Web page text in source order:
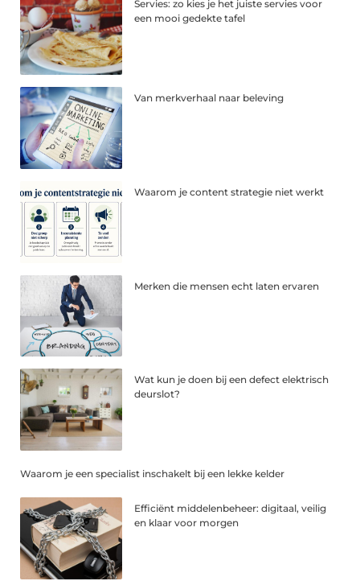
Servies: zo kies je het juiste servies voor
een mooi gedekte tafel
Van merkverhaal naar beleving
Waarom je content strategie niet werkt
Merken die mensen echt laten ervaren
Wat kun je doen bij een defect elektrisch
deurslot?
Waarom je een specialist inschakelt bij een lekke kelder
Efficiënt middelenbeheer: digitaal, veilig
en klaar voor morgen